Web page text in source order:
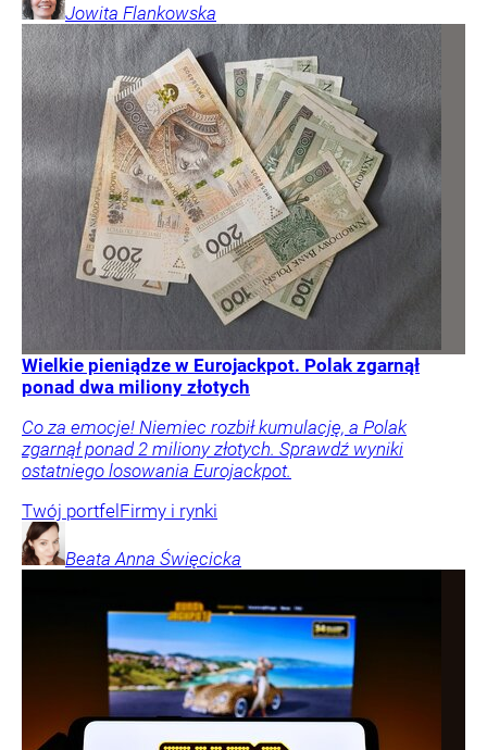
Jowita Flankowska
Wielkie pieniądze w Eurojackpot. Polak zgarnął
ponad dwa miliony złotych
Co za emocje! Niemiec rozbił kumulację, a Polak
zgarnął ponad 2 miliony złotych. Sprawdź wyniki
ostatniego losowania Eurojackpot.
Twój portfelFirmy i rynki
Beata Anna Święcicka